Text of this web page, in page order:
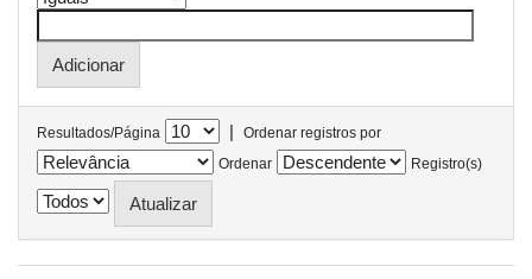
Resultados/Página |
Ordenar registros por
Ordenar
Registro(s)